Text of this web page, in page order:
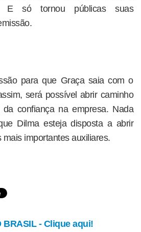
E só tornou públicas suas
para que Graça saia com o
será possível abrir caminho
confiança na empresa. Nada
Dilma esteja disposta a abrir
importantes auxiliares.
BRASIL - Clique aqui!